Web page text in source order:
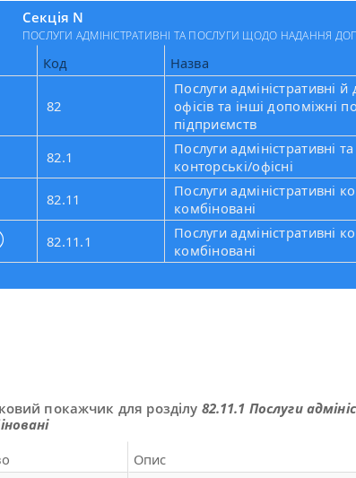
Секція N
ПОСЛУГИ АДМІНІСТРАТИВНІ ТА ПОСЛУГИ ЩОДО НАДАННЯ
Код Назва
82
Послуги адміністративні
офісів та інші допоміжні
підприємств
82.1
Послуги адміністративні
конторські/офісні
82.11
Послуги адміністративні
комбіновані
82.11.1
Послуги адміністративні
комбіновані
покажчик для розділу 82.11.1 Послуги
Опис